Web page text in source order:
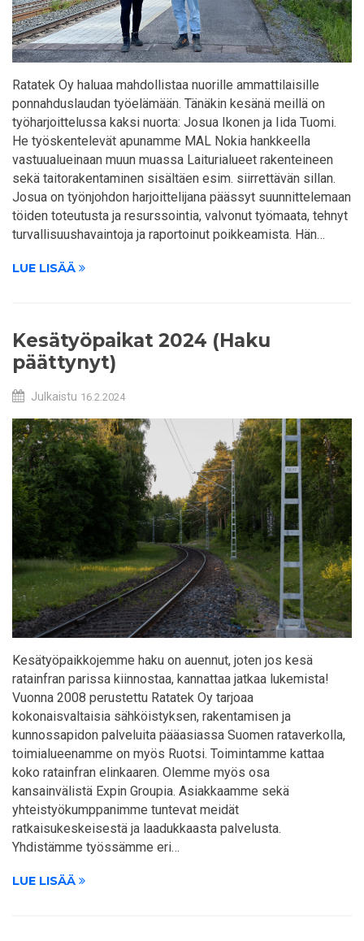
Ratatek Oy haluaa mahdollistaa nuorille ammattilaisille
ponnahduslaudan työelämään. Tänäkin kesänä meillä on
työharjoittelussa kaksi nuorta: Josua Ikonen ja Iida Tuomi.
He työskentelevät apunamme MAL Nokia hankkeella
vastuualueinaan muun muassa Laiturialueet rakenteineen
sekä taitorakentaminen sisältäen esim. siirrettävän sillan.
Josua on työnjohdon harjoittelijana päässyt suunnittelemaan
töiden toteutusta ja resurssointia, valvonut työmaata, tehnyt
turvallisuushavaintoja ja raportoinut poikkeamista. Hän…
LUE LISÄÄ
Kesätyöpaikat 2024 (Haku
päättynyt)
Julkaistu 16.2.2024
Kesätyöpaikkojemme haku on auennut, joten jos kesä
ratainfran parissa kiinnostaa, kannattaa jatkaa lukemista!
Vuonna 2008 perustettu Ratatek Oy tarjoaa
kokonaisvaltaisia sähköistyksen, rakentamisen ja
kunnossapidon palveluita pääasiassa Suomen rataverkolla,
toimialueenamme on myös Ruotsi. Toimintamme kattaa
koko ratainfran elinkaaren. Olemme myös osa
kansainvälistä Expin Groupia. Asiakkaamme sekä
yhteistyökumppanimme tuntevat meidät
ratkaisukeskeisestä ja laadukkaasta palvelusta.
Yhdistämme työssämme eri…
LUE LISÄÄ